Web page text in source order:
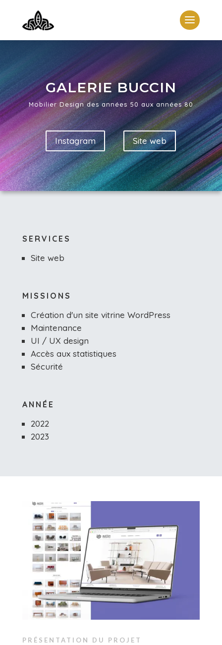
GALERIE BUCCIN
Mobilier Design des années 50 aux années 80
Instagram Site web
SERVICES
Site web
MISSIONS
Création d'un site vitrine WordPress
Maintenance
UI / UX design
Accès aux statistiques
Sécurité
ANNÉE
2022
2023
PRÉSENTATION DU PROJET